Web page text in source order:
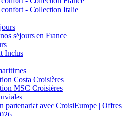
- Collection Italie
séjours en France
Inclus
Costa Croisières
MSC Croisières
partenariat avec CroisiEurope | Offres